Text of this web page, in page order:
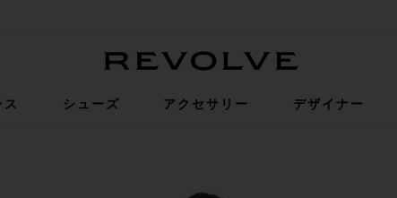
シューズ アクセサリー デザイナー